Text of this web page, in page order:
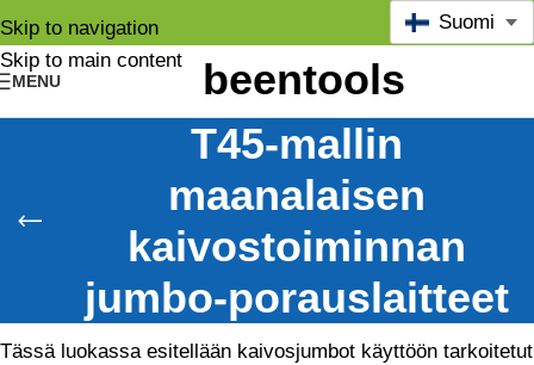
Skip to navigation
Skip to main content
MENU
Suomi
T45-mallin
maanalaisen
kaivostoiminnan
jumbo-porauslaitteet
Tässä luokassa esitellään kaivosjumbot käyttöön tarkoitetut